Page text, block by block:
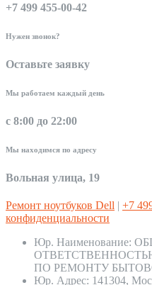
+7 499 455-00-42
Нужен звонок?
Оставьте заявку
Мы работаем каждый день
с 8:00 до 22:00
Мы находимся по адресу
Вольная улица, 19
Ремонт ноутбуков Dell | +7
конфиденциальности
Юр. Наименование:
ПО РЕМОНТУ
Юр. Адрес: 141304,